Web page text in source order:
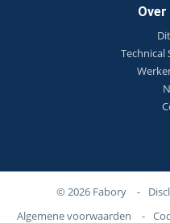
Over
Technical
© 2026 Fabory -
Algemene voorwaarden
-